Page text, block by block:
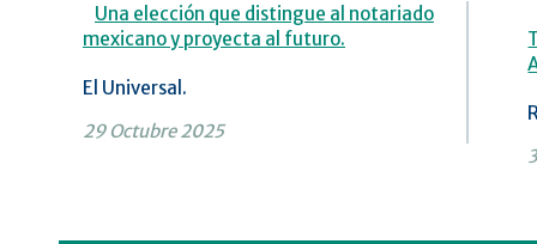
Una elección que distingue al notariado
mexicano y proyecta al futuro.
El Universal.
29 Octubre 2025